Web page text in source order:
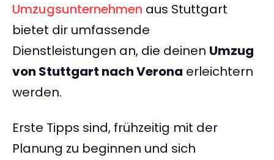
Umzugsunternehmen aus Stuttgart
bietet dir umfassende
Dienstleistungen an, die deinen Umzug
von Stuttgart nach Verona erleichtern
werden.
Erste Tipps sind, frühzeitig mit der
Planung zu beginnen und sich